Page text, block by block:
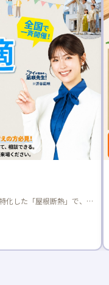
ができる木育フェスが、全
で開催中！夏休みの自由